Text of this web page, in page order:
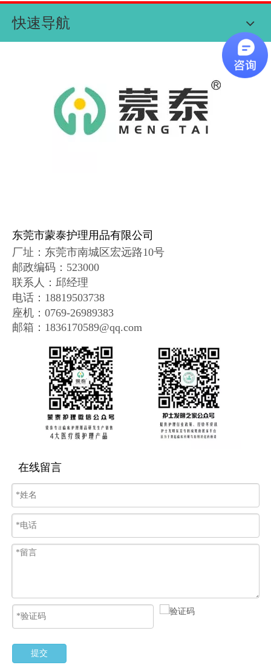
快速导航
东莞市蒙泰护理用品有限公司
厂址： 东莞市南城区宏远路10号
邮政编码 ： 523000
联系人：邱经理
电话：18819503738
座机：0769-26989383
邮箱：1836170589@qq.com
在线留言
提交